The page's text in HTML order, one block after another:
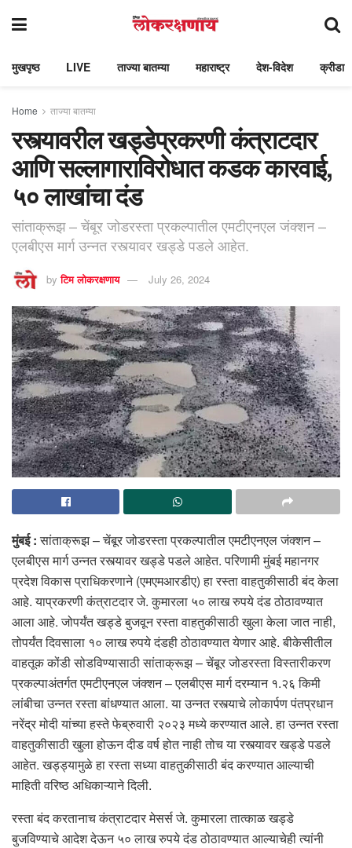
मुखपृष्ठ LIVE ताज्या बातम्या महाराष्ट्र देश-विदेश क्रीडा
Home ताज्या बातम्या
रस्त्यावरील खड्डेप्रकरणी कंत्राटदार
आणि सल्लागाराविरोधात कडक कारवाई,
५० लाखांचा दंड
सांताक्रूझ – चेंबूर जोडरस्ता प्रकल्पातील एमटीएनएल जंक्शन –
एलबीएस मार्ग उन्नत रस्त्यावर खड्डे पडले आहेत.
by टिम लोकरक्षणाय July 26, 2024
मुंबई :सांताक्रूझ – चेंबूर जोडरस्ता प्रकल्पातील एमटीएनएल जंक्शन –
एलबीएस मार्ग उन्नत रस्त्यावर खड्डे पडले आहेत. परिणामी मुंबई महानगर
प्रदेश विकास प्राधिकरणाने (एमएमआरडीए) हा रस्ता वाहतुकीसाठी बंद केला
आहे. याप्रकरणी कंत्राटदार जे. कुमारला ५० लाख रुपये दंड ठोठावण्यात
आला आहे. जोपर्यंत खड्डे बुजवून रस्ता वाहतुकीसाठी खुला केला जात नाही,
तोपर्यंत दिवसाला १० लाख रुपये दंडही ठोठावण्यात येणार आहे. बीकेसीतील
वाहतूक कोंडी सोडविण्यासाठी सांताक्रूझ – चेंबूर जोडरस्ता विस्तारीकरण
प्रकल्पाअंतर्गत एमटीएनएल जंक्शन – एलबीएस मार्ग दरम्यान १.२६ किमी
लांबीचा उन्नत रस्ता बांधण्यात आला. या उन्नत रस्त्याचे लोकार्पण पंतप्रधान
नरेंद्र मोदीयांच्या हस्ते फेब्रुवारी २०२३ मध्ये करण्यात आले. हा उन्नत रस्ता
वाहतुकीसाठी खुला होऊन दीड वर्ष होत नाही तोच या रस्त्यावर खड्डे पडले
आहेत. खड्ड्यामुळे हा रस्ता सध्या वाहतुकीसाठी बंद करण्यात आल्याची
माहिती वरिष्ठ अधिकाऱ्याने दिली.
रस्ता बंद करतानाच कंत्राटदार मेसर्स जे. कुमारला तात्काळ खड्डे
बुजविण्याचे आदेश देऊन ५० लाख रुपये दंड ठोठावण्यात आल्याचेही त्यांनी